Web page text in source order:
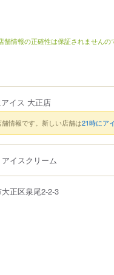
情報の正確性は保証されませんの
イス 大正店
情報です。新しい店舗は21時にア
イスクリーム
正区泉尾2-2-3